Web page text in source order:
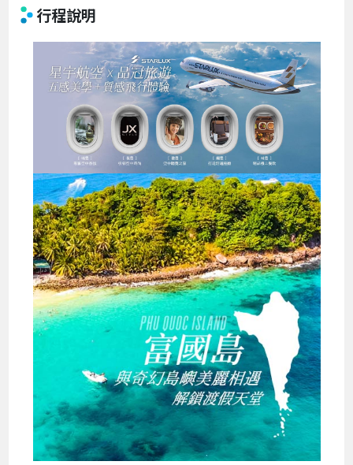
行程說明